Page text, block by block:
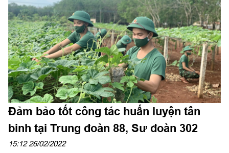
tỉnh Long An hoàn thành mọi công tác chuẩn bị, sẵn sàng cho
ngày giao quân thắng lợi.
Đảm bảo tốt công tác huấn luyện tân
binh tại Trung đoàn 88, Sư đoàn 302
15:12 26/02/2022